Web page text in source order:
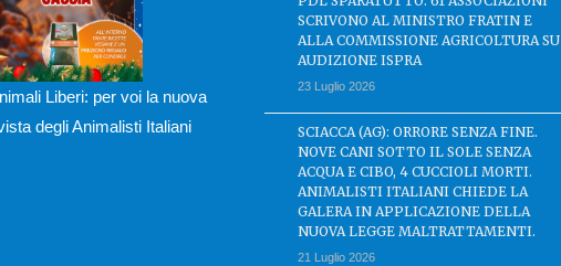
Liberi: per voi la nuova
degli Animalisti Italiani
SCRIVONO AL MINISTRO FRATIN E
ALLA COMMISSIONE AGRICOLTURA SU
AUDIZIONE ISPRA
23 Luglio 2026
SCIACCA (AG): ORRORE SENZA FINE.
NOVE CANI SOTTO IL SOLE SENZA
ACQUA E CIBO, 4 CUCCIOLI MORTI.
ANIMALISTI ITALIANI CHIEDE LA
GALERA IN APPLICAZIONE DELLA
NUOVA LEGGE MALTRATTAMENTI.
21 Luglio 2026